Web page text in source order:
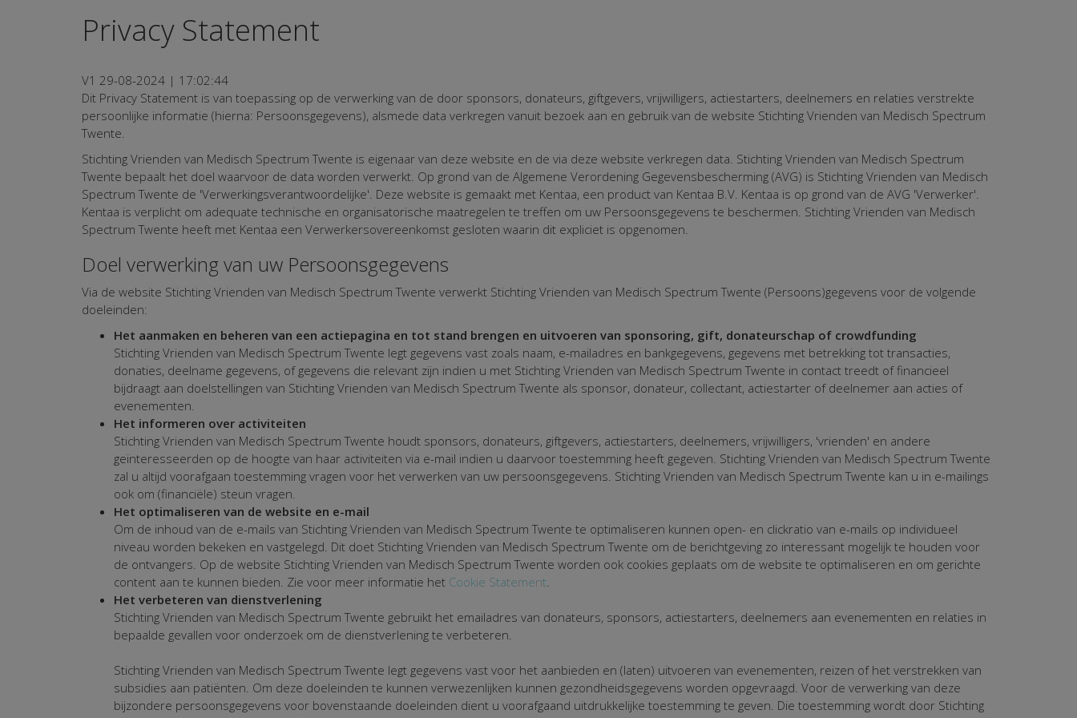
Privacy Statement
V1 29-08-2024 | 17:02:44
Dit Privacy Statement is van toepassing op de verwerking van de door sponsors, donateurs, giftgevers, vrijwilligers, actiestarters, deelnemers en relaties verstrekte
persoonlijke informatie (hierna: Persoonsgegevens), alsmede data verkregen vanuit bezoek aan en gebruik van de website Stichting Vrienden van Medisch Spectrum
Twente.
Stichting Vrienden van Medisch Spectrum Twente is eigenaar van deze website en de via deze website verkregen data. Stichting Vrienden van Medisch Spectrum
Twente bepaalt het doel waarvoor de data worden verwerkt. Op grond van de Algemene Verordening Gegevensbescherming (AVG) is Stichting Vrienden van Medisch
Spectrum Twente de 'Verwerkingsverantwoordelijke'. Deze website is gemaakt met Kentaa, een product van Kentaa B.V. Kentaa is op grond van de AVG 'Verwerker'.
Kentaa is verplicht om adequate technische en organisatorische maatregelen te treffen om uw Persoonsgegevens te beschermen. Stichting Vrienden van Medisch
Spectrum Twente heeft met Kentaa een Verwerkersovereenkomst gesloten waarin dit expliciet is opgenomen.
Doel verwerking van uw Persoonsgegevens
Via de website Stichting Vrienden van Medisch Spectrum Twente verwerkt Stichting Vrienden van Medisch Spectrum Twente (Persoons)gegevens voor de volgende
doeleinden:
Het aanmaken en beheren van een actiepagina en tot stand brengen en uitvoeren van sponsoring, gift, donateurschap of crowdfunding
Stichting Vrienden van Medisch Spectrum Twente legt gegevens vast zoals naam, e-mailadres en bankgegevens, gegevens met betrekking tot transacties,
donaties, deelname gegevens, of gegevens die relevant zijn indien u met Stichting Vrienden van Medisch Spectrum Twente in contact treedt of financieel
bijdraagt aan doelstellingen van Stichting Vrienden van Medisch Spectrum Twente als sponsor, donateur, collectant, actiestarter of deelnemer aan acties of
evenementen.
Het informeren over activiteiten
Stichting Vrienden van Medisch Spectrum Twente houdt sponsors, donateurs, giftgevers, actiestarters, deelnemers, vrijwilligers, 'vrienden' en andere
geïnteresseerden op de hoogte van haar activiteiten via e-mail indien u daarvoor toestemming heeft gegeven. Stichting Vrienden van Medisch Spectrum Twente
zal u altijd voorafgaan toestemming vragen voor het verwerken van uw persoonsgegevens. Stichting Vrienden van Medisch Spectrum Twente kan u in e-mailings
ook om (financiële) steun vragen.
Het optimaliseren van de website en e-mail
Om de inhoud van de e-mails van Stichting Vrienden van Medisch Spectrum Twente te optimaliseren kunnen open- en clickratio van e-mails op individueel
niveau worden bekeken en vastgelegd. Dit doet Stichting Vrienden van Medisch Spectrum Twente om de berichtgeving zo interessant mogelijk te houden voor
de ontvangers. Op de website Stichting Vrienden van Medisch Spectrum Twente worden ook cookies geplaats om de website te optimaliseren en om gerichte
content aan te kunnen bieden. Zie voor meer informatie het Cookie Statement
Het verbeteren van dienstverlening
Stichting Vrienden van Medisch Spectrum Twente gebruikt het emailadres van donateurs, sponsors, actiestarters, deelnemers aan evenementen en relaties in
bepaalde gevallen voor onderzoek om de dienstverlening te verbeteren.
Stichting Vrienden van Medisch Spectrum Twente legt gegevens vast voor het aanbieden en (laten) uitvoeren van evenementen, reizen of het verstrekken van
subsidies aan patiënten. Om deze doeleinden te kunnen verwezenlijken kunnen gezondheidsgegevens worden opgevraagd. Voor de verwerking van deze
bijzondere persoonsgegevens voor bovenstaande doeleinden dient u voorafgaand uitdrukkelijke toestemming te geven. Die toestemming wordt door Stichting